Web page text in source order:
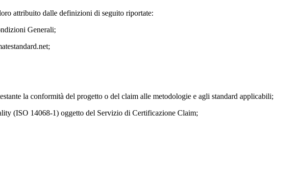
attribuito dalle definizioni di seguito riportate:
Generali;
la conformità del progetto o del claim alle metodologie e agli standard applicabili;
(ISO 14068-1) oggetto del Servizio di Certificazione Claim;